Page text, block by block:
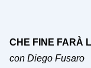
CHE FINE FARÀ
con Diego Fusaro